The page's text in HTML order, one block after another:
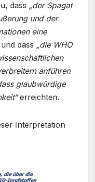
dass „der Spagat
und der
eine
dass „die WHO
anführen
glaubwürdige
erreichten.
Interpretation